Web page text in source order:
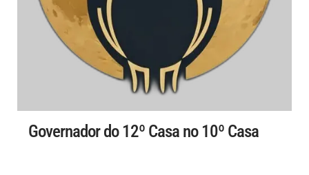
Governador do 12º Casa no 10º Casa